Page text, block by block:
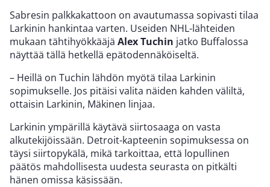
Sabresin palkkakattoon on avautumassa sopivasti tilaa
Larkinin hankintaa varten. Useiden NHL-lähteiden
mukaan tähtihyökkääjä Alex Tuchin jatko Buffalossa
näyttää tällä hetkellä epätodennäköiseltä.
– Heillä on Tuchin lähdön myötä tilaa Larkinin
sopimukselle. Jos pitäisi valita näiden kahden väliltä,
ottaisin Larkinin, Mäkinen linjaa.
Larkinin ympärillä käytävä siirtosaaga on vasta
alkutekijöissään. Detroit-kapteenin sopimuksessa on
täysi siirtopykälä, mikä tarkoittaa, että lopullinen
päätös mahdollisesta uudesta seurasta on pitkälti
hänen omissa käsissään.